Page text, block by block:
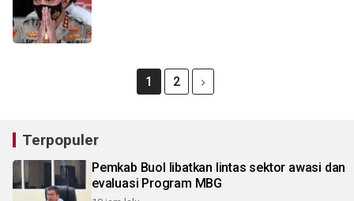
1 2
Terpopuler
Pemkab Buol libatkan lintas sektor awasi dan
evaluasi Program MBG